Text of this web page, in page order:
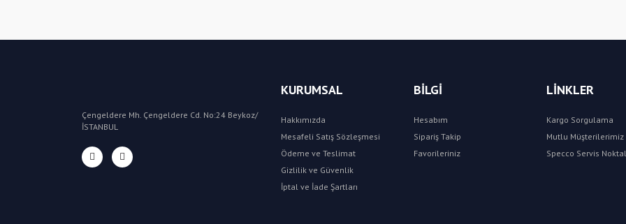
Çengeldere Mh. Çengeldere Cd. No:24 Beykoz/
İSTANBUL
KURUMSAL
Hakkımızda
Mesafeli Satış Sözleşmesi
Ödeme ve Teslimat
Gizlilik ve Güvenlik
İptal ve İade Şartları
BİLGİ
Hesabım
Sipariş Takip
Favorileriniz
LİNKLER
Kargo Sorgulama
Mutlu Müşterilerimiz
Specco Servis